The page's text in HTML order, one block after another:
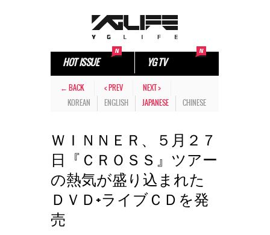
HOT ISSUE YG TV
← BACK < PREV
NEXT >
KOREAN
ENGLISH JAPANESE CHINESE
ＷＩＮＮＥＲ、５月２７
日『ＣＲＯＳＳ』ツアー
の熱気が盛り込まれた
ＤＶＤ+ライブＣＤを発
売